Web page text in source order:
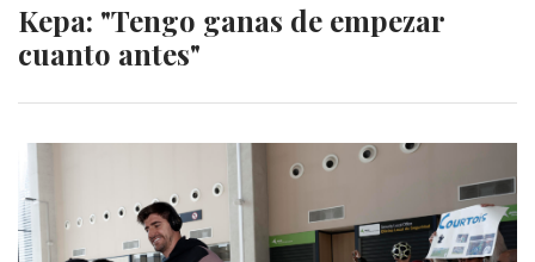
Kepa: "Tengo ganas de empezar
cuanto antes"